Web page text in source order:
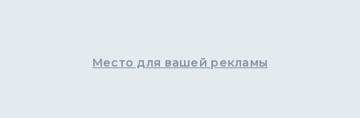
Место для вашей рекламы